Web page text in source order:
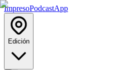
ImpresoPodcastApp
Edición